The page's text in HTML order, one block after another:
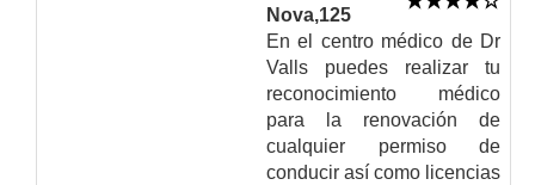
Nova,125
En el centro médico de Dr
Valls puedes realizar tu
reconocimiento médico
para la renovación de
cualquier permiso de
conducir así como licencias